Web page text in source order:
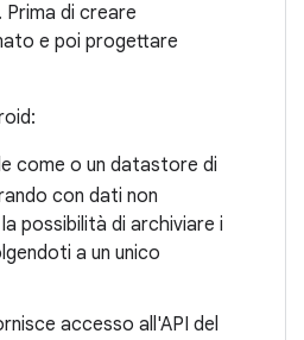
di creare
e poi progettare
come o un datastore di
con dati non
possibilità di archiviare i
a un unico
accesso all'API del